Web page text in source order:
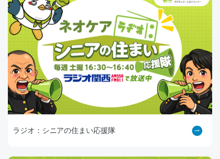
ラジオ：シニアの住まい応援隊